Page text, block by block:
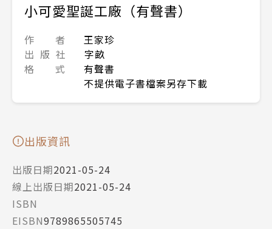
小可愛聖誕工廠（有聲書）
作 者
王家珍
出 版 社
字畝
格 式
有聲書
不提供電子書檔案另存下載
出版資訊
出版日期2021-05-24
線上出版日期2021-05-24
ISBN
EISBN9789865505745